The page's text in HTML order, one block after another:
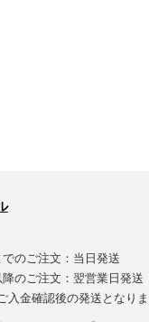
のご注文：当日発送
のご注文：翌営業日発送
金確認後の発送となりま